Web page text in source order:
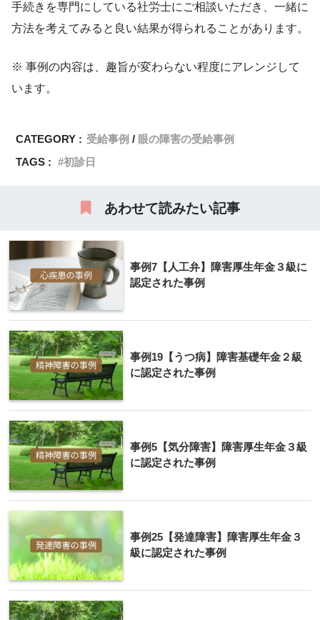
手続きを専門にしている社労士にご相談いただき、一緒に
方法を考えてみると良い結果が得られることがあります。
※ 事例の内容は、趣旨が変わらない程度にアレンジして
います。
CATEGORY : 受給事例
眼の障害の受給事例
TAGS :
初診日
あわせて読みたい記事
事例7【人工弁】障害厚生年金３級に
認定された事例
事例19【うつ病】障害基礎年金２級
に認定された事例
事例5【気分障害】障害厚生年金３級
に認定された事例
事例25【発達障害】障害厚生年金３
級に認定された事例